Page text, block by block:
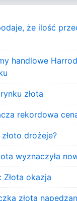
że ilość
handlowe
złota
rekordowa
drożeje?
wyznaczyła
Złota okazja
złota